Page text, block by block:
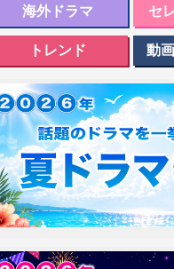
海外ドラマ セ
トレンド 動